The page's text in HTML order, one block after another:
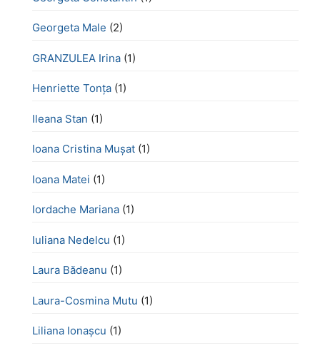
Georgeta Male (2)
GRANZULEA Irina (1)
Henriette Tonţa (1)
Ileana Stan (1)
Ioana Cristina Mușat (1)
Ioana Matei (1)
Iordache Mariana (1)
Iuliana Nedelcu (1)
Laura Bădeanu (1)
Laura-Cosmina Mutu (1)
Liliana Ionașcu (1)